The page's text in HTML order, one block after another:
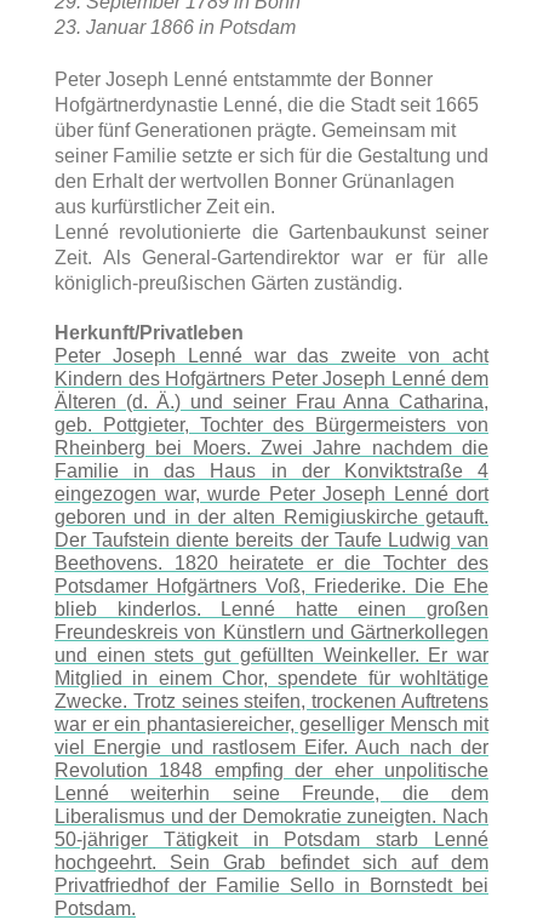
23. Januar 1866 in Potsdam
Peter Joseph Lenné entstammte der Bonner
Hofgärtnerdynastie Lenné, die die Stadt seit 1665
über fünf Generationen prägte. Gemeinsam mit
seiner Familie setzte er sich für die Gestaltung und
den Erhalt der wertvollen Bonner Grünanlagen
aus kurfürstlicher Zeit ein.
Lenné revolutionierte die Gartenbaukunst seiner
Zeit. Als General-Gartendirektor war er für alle
königlich-preußischen Gärten zuständig.
Herkunft/Privatleben
Peter Joseph Lenné war das zweite von acht
Kindern des Hofgärtners Peter Joseph Lenné dem
Älteren (d. Ä.) und seiner Frau Anna Catharina,
geb. Pottgieter, Tochter des Bürgermeisters von
Rheinberg bei Moers. Zwei Jahre nachdem die
Familie in das Haus in der Konviktstraße 4
eingezogen war, wurde Peter Joseph Lenné dort
geboren und in der alten Remigiuskirche getauft.
Der Taufstein diente bereits der Taufe Ludwig van
Beethovens. 1820 heiratete er die Tochter des
Potsdamer Hofgärtners Voß, Friederike. Die Ehe
blieb kinderlos. Lenné hatte einen großen
Freundeskreis von Künstlern und Gärtnerkollegen
und einen stets gut gefüllten Weinkeller. Er war
Mitglied in einem Chor, spendete für wohltätige
Zwecke. Trotz seines steifen, trockenen Auftretens
war er ein phantasiereicher, geselliger Mensch mit
viel Energie und rastlosem Eifer. Auch nach der
Revolution 1848 empfing der eher unpolitische
Lenné weiterhin seine Freunde, die dem
Liberalismus und der Demokratie zuneigten. Nach
50-jähriger Tätigkeit in Potsdam starb Lenné
hochgeehrt. Sein Grab befindet sich auf dem
Privatfriedhof der Familie Sello in Bornstedt bei
Potsdam.